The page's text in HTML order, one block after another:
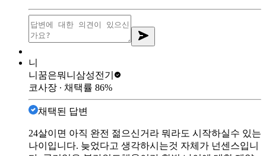
니
니꿈은뭐니 삼성전기
코사장 ∙ 채택률 86%
채택된 답변
24살이면 아직 완전 젊으신거라 뭐라도 시작하실수 있는
나이입니다. 늦었다고 생각하시는것 자체가 넌센스입니